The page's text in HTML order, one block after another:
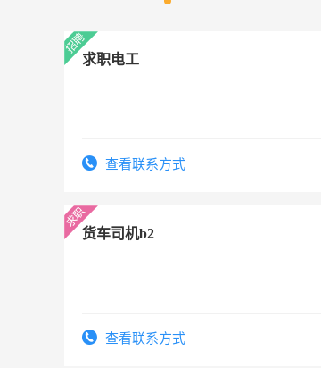
求职电工
查看联系方式
货车司机b2
查看联系方式